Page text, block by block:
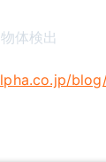
体検出